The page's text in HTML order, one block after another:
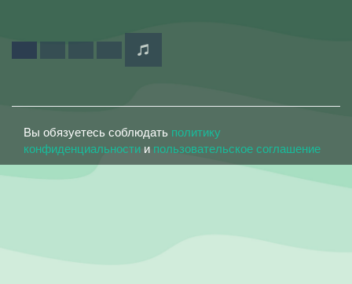
Вы обязуетесь соблюдать политику
конфиденциальности и пользовательское соглашение